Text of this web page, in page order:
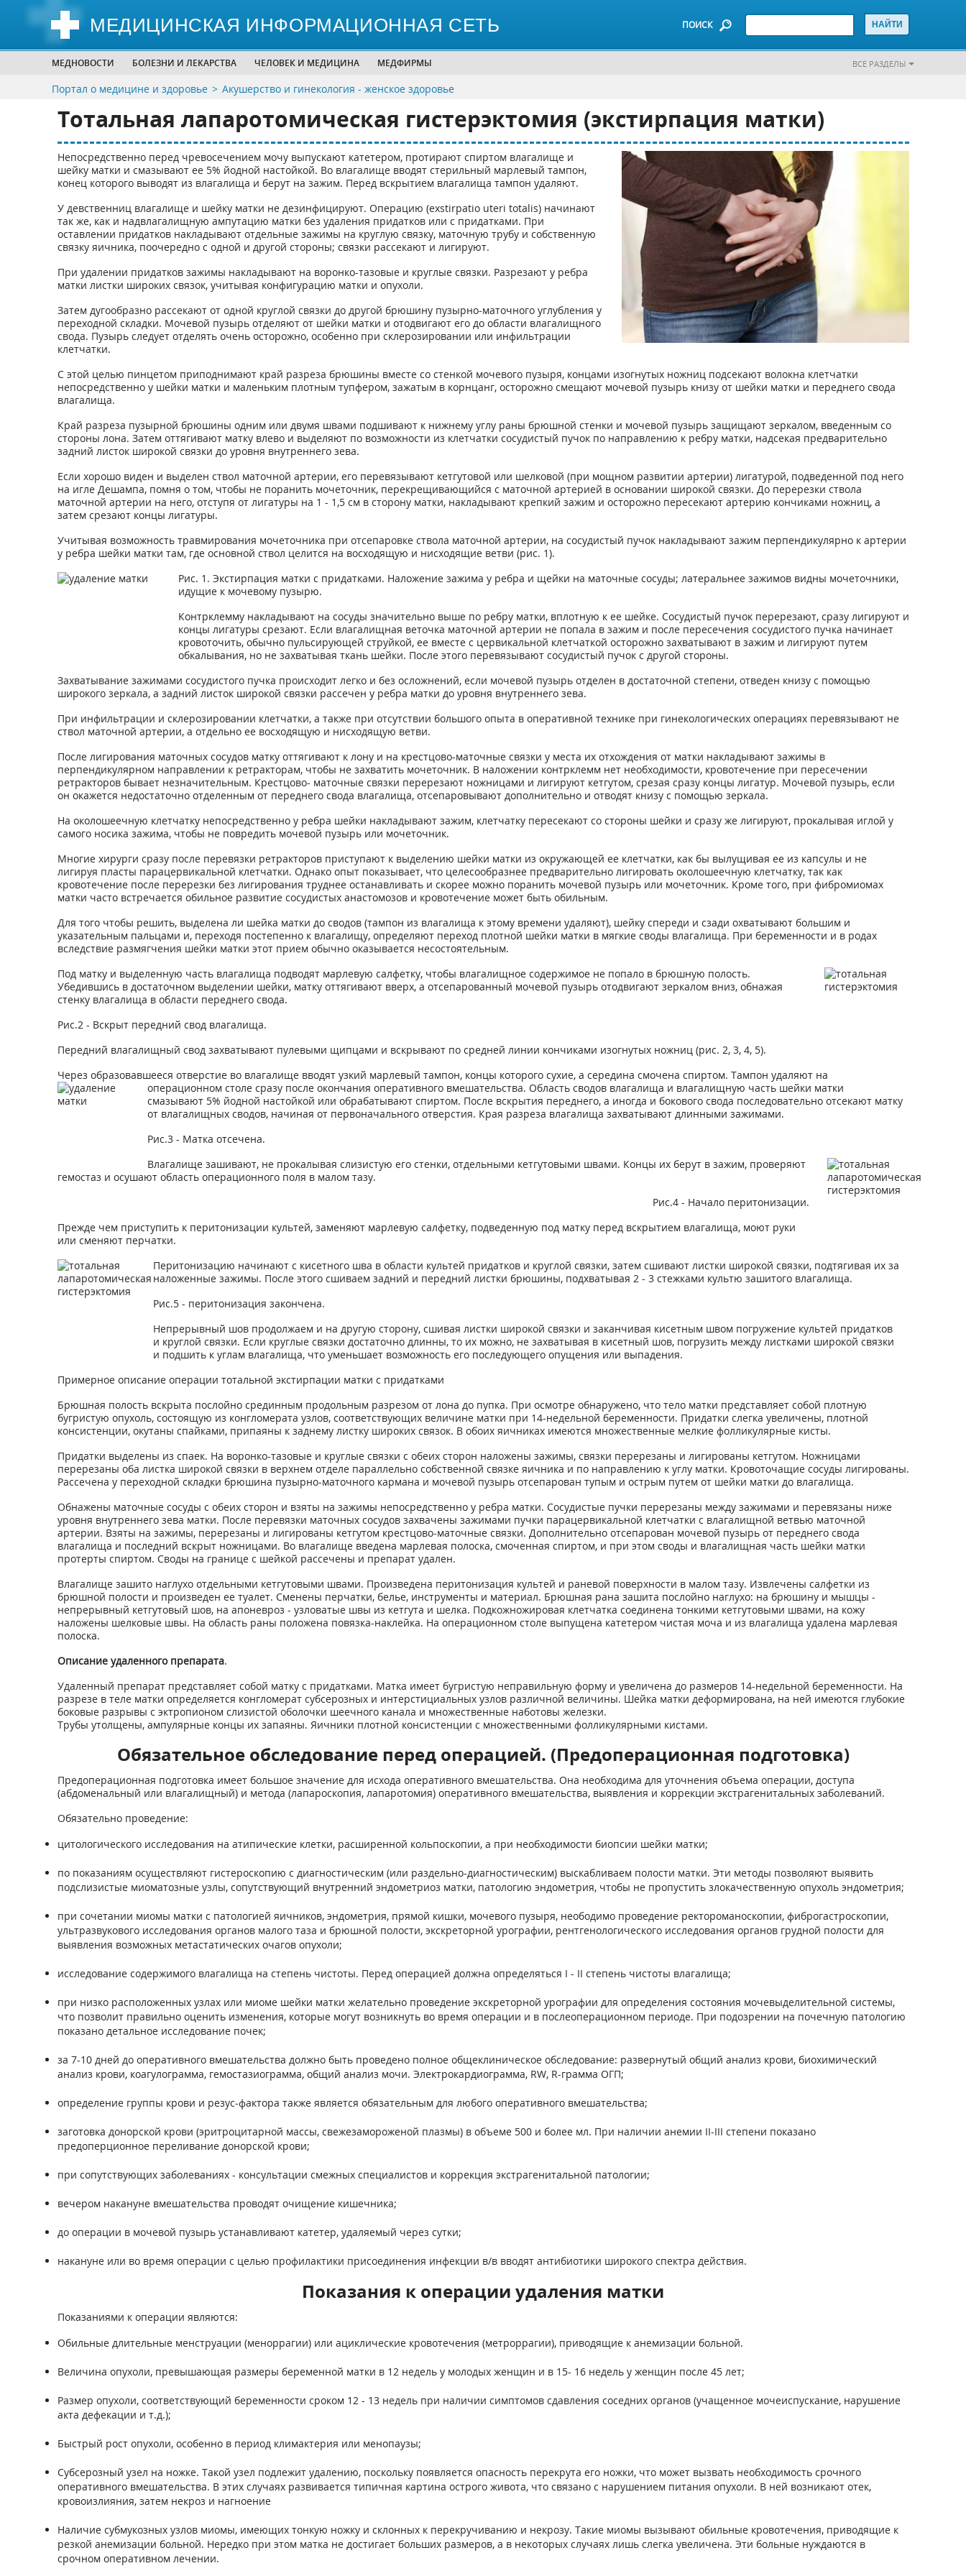
МЕДИЦИНСКАЯ ИНФОРМАЦИОННАЯ СЕТЬ ПОИСК
МЕДНОВОСТИ БОЛЕЗНИ И ЛЕКАРСТВА ЧЕЛОВЕК И МЕДИЦИНА МЕДФИРМЫ ВСЕ РАЗДЕЛЫ
Портал о медицине и здоровье Акушерство и гинекология - женское здоровье
Тотальная лапаротомическая гистерэктомия (экстирпация матки)
Непосредственно перед чревосечением мочу выпускают катетером, протирают спиртом влагалище и
шейку матки и смазывают ее 5% йодной настойкой. Во влагалище вводят стерильный марлевый тампон,
конец которого выводят из влагалища и берут на зажим. Перед вскрытием влагалища тампон удаляют.
У девственниц влагалище и шейку матки не дезинфицируют. Операцию (exstirpatio uteri totalis) начинают
так же, как и надвлагалищную ампутацию матки без удаления придатков или с придатками. При
оставлении придатков накладывают отдельные зажимы на круглую связку, маточную трубу и собственную
связку яичника, поочередно с одной и другой стороны; связки рассекают и лигируют.
При удалении придатков зажимы накладывают на воронко-тазовые и круглые связки. Разрезают у ребра
матки листки широких связок, учитывая конфигурацию матки и опухоли.
Затем дугообразно рассекают от одной круглой связки до другой брюшину пузырно-маточного углубления у
переходной складки. Мочевой пузырь отделяют от шейки матки и отодвигают его до области влагалищного
свода. Пузырь следует отделять очень осторожно, особенно при склерозировании или инфильтрации
клетчатки.
С этой целью пинцетом приподнимают край разреза брюшины вместе со стенкой мочевого пузыря, концами изогнутых ножниц подсекают волокна клетчатки
непосредственно у шейки матки и маленьким плотным тупфером, зажатым в корнцанг, осторожно смещают мочевой пузырь книзу от шейки матки и переднего свода
влагалища.
Край разреза пузырной брюшины одним или двумя швами подшивают к нижнему углу раны брюшной стенки и мочевой пузырь защищают зеркалом, введенным со
стороны лона. Затем оттягивают матку влево и выделяют по возможности из клетчатки сосудистый пучок по направлению к ребру матки, надсекая предварительно
задний листок широкой связки до уровня внутреннего зева.
Если хорошо виден и выделен ствол маточной артерии, его перевязывают кетгутовой или шелковой (при мощном развитии артерии) лигатурой, подведенной под него
на игле Дешампа, помня о том, чтобы не поранить мочеточник, перекрещивающийся с маточной артерией в основании широкой связки. До перерезки ствола
маточной артерии на него, отступя от лигатуры на 1 - 1,5 см в сторону матки, накладывают крепкий зажим и осторожно пересекают артерию кончиками ножниц, а
затем срезают концы лигатуры.
Учитывая возможность травмирования мочеточника при отсепаровке ствола маточной артерии, на сосудистый пучок накладывают зажим перпендикулярно к артерии
у ребра шейки матки там, где основной ствол целится на восходящую и нисходящие ветви (рис. 1).
Рис. 1. Экстирпация матки с придатками. Наложение зажима у ребра и щейки на маточные сосуды; латеральнее зажимов видны мочеточники,
идущие к мочевому пузырю.
Контрклемму накладывают на сосуды значительно выше по ребру матки, вплотную к ее шейке. Сосудистый пучок перерезают, сразу лигируют и
концы лигатуры срезают. Если влагалищная веточка маточной артерии не попала в зажим и после пересечения сосудистого пучка начинает
кровоточить, обычно пульсирующей струйкой, ее вместе с цервикальной клетчаткой осторожно захватывают в зажим и лигируют путем
обкалывания, но не захватывая ткань шейки. После этого перевязывают сосудистый пучок с другой стороны.
Захватывание зажимами сосудистого пучка происходит легко и без осложнений, если мочевой пузырь отделен в достаточной степени, отведен книзу с помощью
широкого зеркала, а задний листок широкой связки рассечен у ребра матки до уровня внутреннего зева.
При инфильтрации и склерозировании клетчатки, а также при отсутствии большого опыта в оперативной технике при гинекологических операциях перевязывают не
ствол маточной артерии, а отдельно ее восходящую и нисходящую ветви.
После лигирования маточных сосудов матку оттягивают к лону и на крестцово-маточные связки у места их отхождения от матки накладывают зажимы в
перпендикулярном направлении к ретракторам, чтобы не захватить мочеточник. В наложении контрклемм нет необходимости, кровотечение при пересечении
ретракторов бывает незначительным. Крестцово- маточные связки перерезают ножницами и лигируют кетгутом, срезая сразу концы лигатур. Мочевой пузырь, если
он окажется недостаточно отделенным от переднего свода влагалища, отсепаровывают дополнительно и отводят книзу с помощью зеркала.
На околошеечную клетчатку непосредственно у ребра шейки накладывают зажим, клетчатку пересекают со стороны шейки и сразу же лигируют, прокалывая иглой у
самого носика зажима, чтобы не повредить мочевой пузырь или мочеточник.
Многие хирурги сразу после перевязки ретракторов приступают к выделению шейки матки из окружающей ее клетчатки, как бы вылущивая ее из капсулы и не
лигируя пласты парацервикальной клетчатки. Однако опыт показывает, что целесообразнее предварительно лигировать околошеечную клетчатку, так как
кровотечение после перерезки без лигирования труднее останавливать и скорее можно поранить мочевой пузырь или мочеточник. Кроме того, при фибромиомах
матки часто встречается обильное развитие сосудистых анастомозов и кровотечение может быть обильным.
Для того чтобы решить, выделена ли шейка матки до сводов (тампон из влагалища к этому времени удаляют), шейку спереди и сзади охватывают большим и
указательным пальцами и, переходя постепенно к влагалищу, определяют переход плотной шейки матки в мягкие своды влагалища. При беременности и в родах
вследствие размягчения шейки матки этот прием обычно оказывается несостоятельным.
Под матку и выделенную часть влагалища подводят марлевую салфетку, чтобы влагалищное содержимое не попало в брюшную полость.
Убедившись в достаточном выделении шейки, матку оттягивают вверх, а отсепарованный мочевой пузырь отодвигают зеркалом вниз, обнажая
стенку влагалища в области переднего свода.
Рис.2 - Вскрыт передний свод влагалища.
Передний влагалищный свод захватывают пулевыми щипцами и вскрывают по средней линии кончиками изогнутых ножниц (рис. 2, 3, 4, 5).
Через образовавшееся отверстие во влагалище вводят узкий марлевый тампон, концы которого сухие, а середина смочена спиртом. Тампон удаляют на
операционном столе сразу после окончания оперативного вмешательства. Область сводов влагалища и влагалищную часть шейки матки
смазывают 5% йодной настойкой или обрабатывают спиртом. После вскрытия переднего, а иногда и бокового свода последовательно отсекают матку
от влагалищных сводов, начиная от первоначального отверстия. Края разреза влагалища захватывают длинными зажимами.
Рис.3 - Матка отсечена.
Влагалище зашивают, не прокалывая слизистую его стенки, отдельными кетгутовыми швами. Концы их берут в зажим, проверяют
гемостаз и осушают область операционного поля в малом тазу.
Рис.4 - Начало перитонизации.
Прежде чем приступить к перитонизации культей, заменяют марлевую салфетку, подведенную под матку перед вскрытием влагалища, моют руки
или сменяют перчатки.
Перитонизацию начинают с кисетного шва в области культей придатков и круглой связки, затем сшивают листки широкой связки, подтягивая их за
наложенные зажимы. После этого сшиваем задний и передний листки брюшины, подхватывая 2 - 3 стежками культю зашитого влагалища.
Рис.5 - перитонизация закончена.
Непрерывный шов продолжаем и на другую сторону, сшивая листки широкой связки и заканчивая кисетным швом погружение культей придатков
и круглой связки. Если круглые связки достаточно длинны, то их можно, не захватывая в кисетный шов, погрузить между листками широкой связки
и подшить к углам влагалища, что уменьшает возможность его последующего опущения или выпадения.
Примерное описание операции тотальной экстирпации матки с придатками
Брюшная полость вскрыта послойно срединным продольным разрезом от лона до пупка. При осмотре обнаружено, что тело матки представляет собой плотную
бугристую опухоль, состоящую из конгломерата узлов, соответствующих величине матки при 14-недельной беременности. Придатки слегка увеличены, плотной
консистенции, окутаны спайками, припаяны к заднему листку широких связок. В обоих яичниках имеются множественные мелкие фолликулярные кисты.
Придатки выделены из спаек. На воронко-тазовые и круглые связки с обеих сторон наложены зажимы, связки перерезаны и лигированы кетгутом. Ножницами
перерезаны оба листка широкой связки в верхнем отделе параллельно собственной связке яичника и по направлению к углу матки. Кровоточащие сосуды лигированы.
Рассечена у переходной складки брюшина пузырно-маточного кармана и мочевой пузырь отсепарован тупым и острым путем от шейки матки до влагалища.
Обнажены маточные сосуды с обеих сторон и взяты на зажимы непосредственно у ребра матки. Сосудистые пучки перерезаны между зажимами и перевязаны ниже
уровня внутреннего зева матки. После перевязки маточных сосудов захвачены зажимами пучки парацервикальной клетчатки с влагалищной ветвью маточной
артерии. Взяты на зажимы, перерезаны и лигированы кетгутом крестцово-маточные связки. Дополнительно отсепарован мочевой пузырь от переднего свода
влагалища и последний вскрыт ножницами. Во влагалище введена марлевая полоска, смоченная спиртом, и при этом своды и влагалищная часть шейки матки
протерты спиртом. Своды на границе с шейкой рассечены и препарат удален.
Влагалище зашито наглухо отдельными кетгутовыми швами. Произведена перитонизация культей и раневой поверхности в малом тазу. Извлечены салфетки из
брюшной полости и произведен ее туалет. Сменены перчатки, белье, инструменты и материал. Брюшная рана зашита послойно наглухо: на брюшину и мышцы -
непрерывный кетгутовый шов, на апоневроз - узловатые швы из кетгута и шелка. Подкожножировая клетчатка соединена тонкими кетгутовыми швами, на кожу
наложены шелковые швы. На область раны положена повязка-наклейка. На операционном столе выпущена катетером чистая моча и из влагалища удалена марлевая
полоска.
Описание удаленного препарата.
Удаленный препарат представляет собой матку с придатками. Матка имеет бугристую неправильную форму и увеличена до размеров 14-недельной беременности. На
разрезе в теле матки определяется конгломерат субсерозных и интерстициальных узлов различной величины. Шейка матки деформирована, на ней имеются глубокие
боковые разрывы с эктропионом слизистой оболочки шеечного канала и множественные наботовы железки.
Трубы утолщены, ампулярные концы их запаяны. Яичники плотной консистенции с множественными фолликулярными кистами.
Обязательное обследование перед операцией. (Предоперационная подготовка)
Предоперационная подготовка имеет большое значение для исхода оперативного вмешательства. Она необходима для уточнения объема операции, доступа
(абдоменальный или влагалищный) и метода (лапароскопия, лапаротомия) оперативного вмешательства, выявления и коррекции экстрагенитальных заболеваний.
Обязательно проведение:
цитологического исследования на атипические клетки, расширенной кольпоскопии, а при необходимости биопсии шейки матки;
по показаниям осуществляют гистероскопию с диагностическим (или раздельно-диагностическим) выскабливаем полости матки. Эти методы позволяют выявить
подслизистые миоматозные узлы, сопутствующий внутренний эндометриоз матки, патологию эндометрия, чтобы не пропустить злокачественную опухоль эндометрия;
при сочетании миомы матки с патологией яичников, эндометрия, прямой кишки, мочевого пузыря, неободимо проведение ректороманоскопии, фиброгастроскопии,
ультразвукового исследования органов малого таза и брюшной полости, экскреторной урографии, рентгенологического исследования органов грудной полости для
выявления возможных метастатических очагов опухоли;
исследование содержимого влагалища на степень чистоты. Перед операцией должна определяться I - II степень чистоты влагалища;
при низко расположенных узлах или миоме шейки матки желательно проведение экскреторной урографии для определения состояния мочевыделительной системы,
что позволит правильно оценить изменения, которые могут возникнуть во время операции и в послеоперационном периоде. При подозрении на почечную патологию
показано детальное исследование почек;
за 7-10 дней до оперативного вмешательства должно быть проведено полное общеклиническое обследование: развернутый общий анализ крови, биохимический
анализ крови, коагулограмма, гемостазиограмма, общий анализ мочи. Электрокардиограмма, RW, R-грамма ОГП;
определение группы крови и резус-фактора также является обязательным для любого оперативного вмешательства;
заготовка донорской крови (эритроцитарной массы, свежезамороженой плазмы) в объеме 500 и более мл. При наличии анемии II-III степени показано
предоперционное переливание донорской крови;
при сопутствующих заболеваниях - консультации смежных специалистов и коррекция экстрагенитальной патологии;
вечером накануне вмешательства проводят очищение кишечника;
до операции в мочевой пузырь устанавливают катетер, удаляемый через сутки;
накануне или во время операции с целью профилактики присоединения инфекции в/в вводят антибиотики широкого спектра действия.
Показания к операции удаления матки
Показаниями к операции являются:
Обильные длительные менструации (меноррагии) или ациклические кровотечения (метроррагии), приводящие к анемизации больной.
Величина опухоли, превышающая размеры беременной матки в 12 недель у молодых женщин и в 15- 16 недель у женщин после 45 лет;
Размер опухоли, соответствующий беременности сроком 12 - 13 недель при наличии симптомов сдавления соседних органов (учащенное мочеиспускание, нарушение
акта дефекации и т.д.);
Быстрый рост опухоли, особенно в период климактерия или менопаузы;
Субсерозный узел на ножке. Такой узел подлежит удалению, поскольку появляется опасность перекрута его ножки, что может вызвать необходимость срочного
оперативного вмешательства. В этих случаях развивается типичная картина острого живота, что связано с нарушением питания опухоли. В ней возникают отек,
кровоизлияния, затем некроз и нагноение
Наличие субмукозных узлов миомы, имеющих тонкую ножку и склонных к перекручиванию и некрозу. Такие миомы вызывают обильные кровотечения, приводящие к
резкой анемизации больной. Нередко при этом матка не достигает больших размеров, а в некоторых случаях лишь слегка увеличена. Эти больные нуждаются в
срочном оперативном лечении.